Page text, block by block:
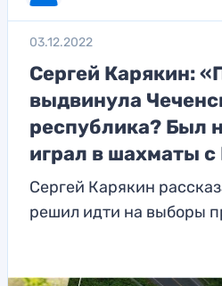
03.12.2022
Сергей Карякин:
выдвинула
республика? Был
играл в шахматы
Сергей Карякин
решил идти на выборы